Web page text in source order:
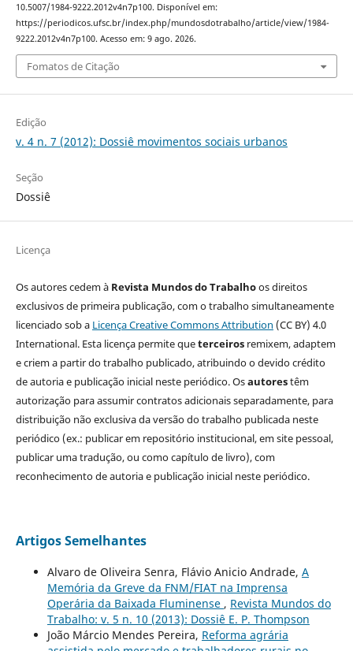
10.5007/1984-9222.2012v4n7p100. Disponível em:
https://periodicos.ufsc.br/index.php/mundosdotrabalho/article/view/1984-
9222.2012v4n7p100. Acesso em: 9 ago. 2026.
Fomatos de Citação
Edição
v. 4 n. 7 (2012): Dossiê movimentos sociais urbanos
Seção
Dossiê
Licença
Os autores cedem à Revista Mundos do Trabalhoos direitos
exclusivos de primeira publicação, com o trabalho simultaneamente
licenciado sob a Licença Creative Commons Attribution (CC BY) 4.0
International. Esta licença permite queterceirosremixem, adaptem
e criem a partir do trabalho publicado, atribuindo o devido crédito
de autoria e publicação inicial neste periódico. Osautorestêm
autorização para assumir contratos adicionais separadamente, para
distribuição não exclusiva da versão do trabalho publicada neste
periódico (ex.: publicar em repositório institucional, em site pessoal,
publicar uma tradução, ou como capítulo de livro), com
reconhecimento de autoria e publicação inicial neste periódico.
Artigos Semelhantes
Alvaro de Oliveira Senra, Flávio Anicio Andrade, A
Memória da Greve da FNM/FIAT na Imprensa
Operária da Baixada Fluminense , Revista Mundos do
Trabalho: v. 5 n. 10 (2013): Dossiê E. P. Thompson
João Márcio Mendes Pereira, Reforma agrária